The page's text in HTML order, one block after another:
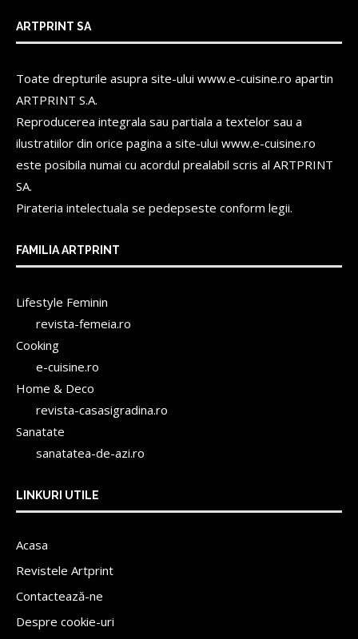
ARTPRINT SA
Toate drepturile asupra site-ului www.e-cuisine.ro apartin
ARTPRINT S.A.
Reproducerea integrala sau partiala a textelor sau a
ilustratiilor din orice pagina a site-ului www.e-cuisine.ro
este posibila numai cu acordul prealabil scris al ARTPRINT
SA.
Pirateria intelectuala se pedepseste conform legii.
FAMILIA ARTPRINT
Lifestyle Feminin
revista-femeia.ro
Cooking
e-cuisine.ro
Home & Deco
revista-casasigradina.ro
Sanatate
sanatatea-de-azi.ro
LINKURI UTILE
Acasa
Revistele Artprint
Contactează-ne
Despre cookie-uri